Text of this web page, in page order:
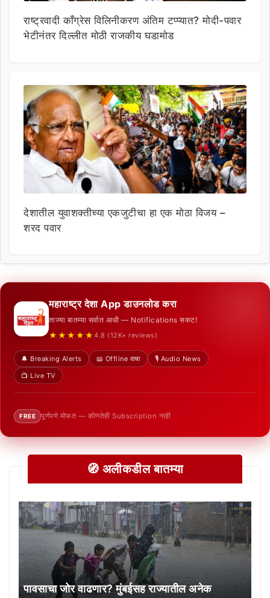
राष्ट्रवादी काँग्रेस विलिनीकरण अंतिम टप्प्यात? मोदी-पवार
भेटीनंतर दिल्लीत मोठी राजकीय घडामोड
देशातील युवाशक्तीच्या एकजुटीचा हा एक मोठा विजय –
शरद पवार
महाराष्ट्र देशा App डाउनलोड करा
ताज्या बातम्या सर्वात आधी — Notifications सकट!
★★★★★ 4.8 (12K+ reviews)
🔔 Breaking Alerts 📖 Offline वाचा
🎙️ Audio News
📺 Live TV
FREE पूर्णपणे मोफत — कोणतेही Subscription नाही
🧭 अलीकडील बातम्या
पावसाचा जोर वाढणार? मुंबईसह राज्यातील अनेक